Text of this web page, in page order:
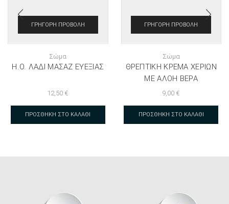
ΓΡΉΓΟΡΗ ΠΡΟΒΟΛΉ
Σώμα
H.O. ΛΆΔΙ ΜΑΣΆΖ ΕΥΕΞΊΑΣ
12,50 €
ΠΡΟΣΘΉΚΗ ΣΤΟ ΚΑΛΆΘΙ
ΓΡΉΓΟΡΗ ΠΡΟΒΟΛΉ
Σώμα
ΘΡΕΠΤΙΚΉ ΚΡΈΜΑ ΧΕΡΙΏΝ
ΜΕ ΑΛΌΗ ΒΈΡΑ
9,00 €
ΠΡΟΣΘΉΚΗ ΣΤΟ ΚΑΛΆΘΙ